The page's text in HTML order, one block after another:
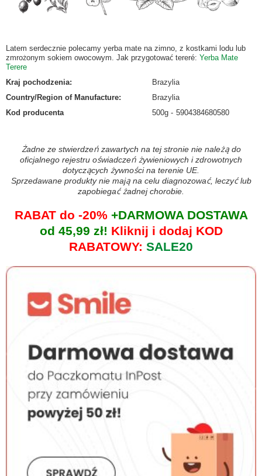
Latem serdecznie polecamy yerba mate na zimno, z kostkami lodu lub
zmrożonym sokiem owocowym. Jak przygotować tereré: Yerba Mate
Terere
Kraj pochodzenia:
Brazylia
Country/Region of Manufacture:
Brazylia
Kod producenta
500g 5904384680580
Żadne ze stwierdzeń zawartych na tej stronie nie należą do
oficjalnego rejestru oświadczeń żywieniowych i zdrowotnych
dotyczących żywności na terenie UE.
Sprzedawane produkty nie mają na celu diagnozować, leczyć lub
zapobiegać żadnej chorobie.
RABAT do -20%+DARMOWA DOSTAWA
od 45,99 zł! Kliknij i dodaj KOD
RABATOWY: SALE20